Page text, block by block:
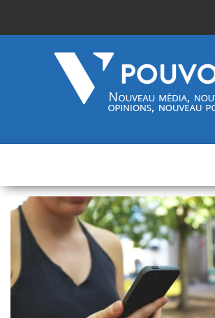
média,
nouveau
pouvoir